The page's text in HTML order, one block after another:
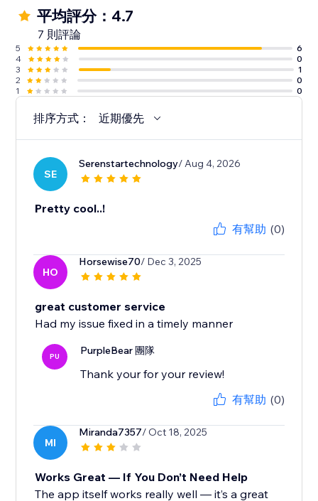
平均評分：4.7
7 則評論
5
6
4
0
3
1
2
0
1
0
排序方式： 近期優先
SE
Serenstartechnology/ Aug 4, 2026
Pretty cool..!
有幫助 (0)
HO
Horsewise70/ Dec 3, 2025
great customer service
Had my issue fixed in a timely manner
PU PurpleBear 團隊
Thank your for your review!
有幫助 (0)
MI
Miranda7357/ Oct 18, 2025
Works Great — If You Don’t Need Help
The app itself works really well — it’s a great